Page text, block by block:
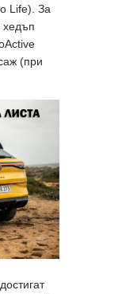
Life). За
хедъп
(при